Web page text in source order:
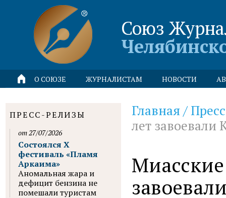
Союз
О СОЮЗЕ ЖУРНАЛИСТАМ НОВОСТИ
Главная /
лет завоевали
ПРЕСС-РЕЛИЗЫ
от 27/07/2026
Состоялся X
фестиваль «Пламя
Аркаима»
Аномальная жара и
дефицит бензина не
помешали туристам